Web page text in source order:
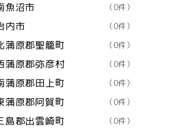
魚沼市 （0件）
内市 （0件）
蒲原郡聖籠町 （0件）
蒲原郡弥彦村 （0件）
蒲原郡田上町 （0件）
蒲原郡阿賀町 （0件）
島郡出雲崎町 （0件）